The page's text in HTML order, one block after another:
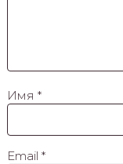
Имя *
Email *